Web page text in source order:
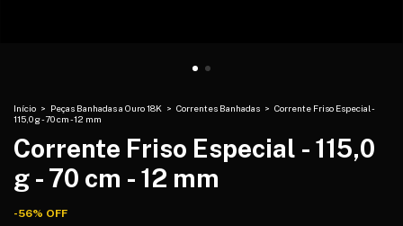
Início > Peças Banhadas a Ouro 18K > Correntes Banhadas > Corrente Friso Especial -
115,0 g - 70 cm - 12 mm
Corrente Friso Especial - 115,0
g - 70 cm - 12 mm
-56% OFF